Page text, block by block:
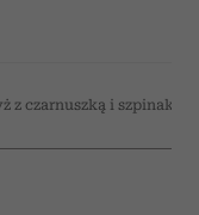
z czarnuszką i